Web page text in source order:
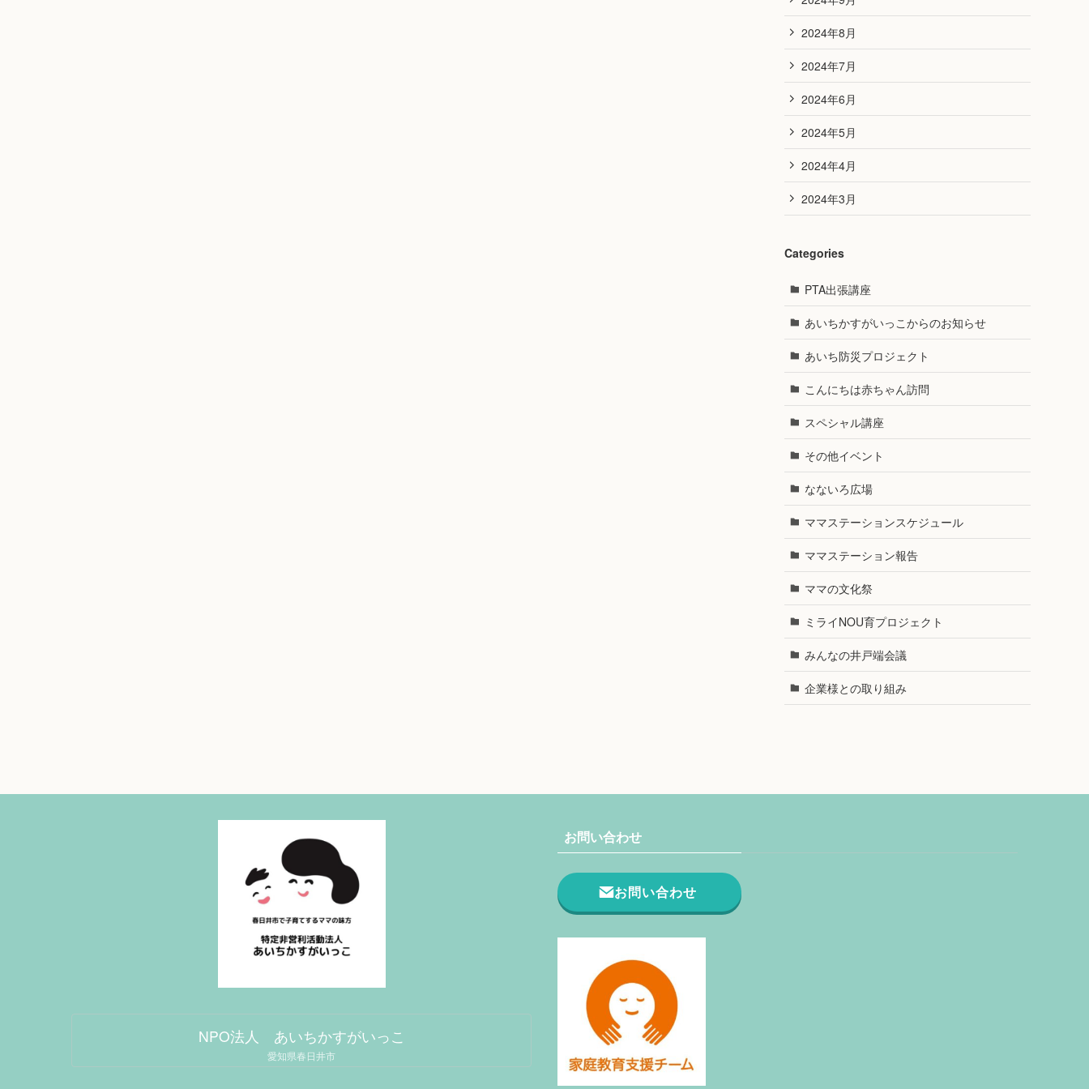
2024年8月
2024年7月
2024年6月
2024年5月
2024年4月
2024年3月
Categories
PTA出張講座
あいちかすがいっこからのお知らせ
あいち防災プロジェクト
こんにちは赤ちゃん訪問
スペシャル講座
その他イベント
なないろ広場
ママステーションスケジュール
ママステーション報告
ママの文化祭
ミライNOU育プロジェクト
みんなの井戸端会議
企業様との取り組み
NPO法人 あいちかすがいっこ
愛知県春日井市
お問い合わせ
お問い合わせ